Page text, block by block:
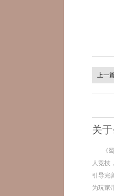
上一
关
《
人竞技
引导完
为玩家